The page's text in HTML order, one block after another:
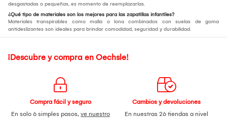
desgastadas o pequeñas, es momento de reemplazarlas.
¿Qué tipo de materiales son los mejores para las zapatillas infantiles?
Materiales transpirables como malla o lona combinados con suelas de goma
antideslizantes son ideales para brindar comodidad, seguridad y durabilidad.
¡Descubre y compra en Oechsle!
Compra fácil y seguro
En solo 6 simples pasos, ve nuestro
Cambios y devoluciones
En nuestras 26 tiendas a nivel